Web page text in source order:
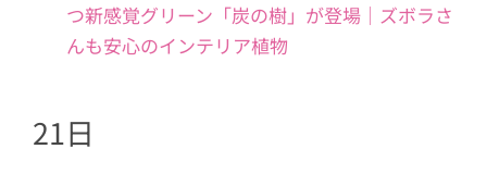
つ新感覚グリーン「炭の樹」が登場｜ズボラさ
んも安心のインテリア植物
21日